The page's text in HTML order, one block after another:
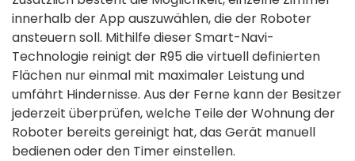
innerhalb der App auszuwählen, die der Roboter
ansteuern soll. Mithilfe dieser Smart-Navi-
Technologie reinigt der R95 die virtuell definierten
Flächen nur einmal mit maximaler Leistung und
umfährt Hindernisse. Aus der Ferne kann der Besitzer
jederzeit überprüfen, welche Teile der Wohnung der
Roboter bereits gereinigt hat, das Gerät manuell
bedienen oder den Timer einstellen.